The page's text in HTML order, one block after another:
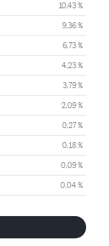
10,43 %
9,36 %
6,73 %
4,23 %
3,79 %
2,09 %
0,27 %
0,18 %
0,09 %
0,04 %